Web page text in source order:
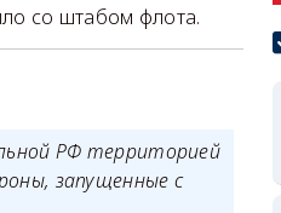
со штабом флота.
РФ территорией
запущенные с